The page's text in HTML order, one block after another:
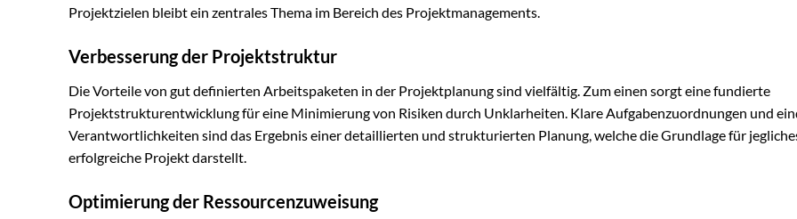
Projektzielen bleibt ein zentrales Thema im Bereich des Projektmanagements.
Verbesserung der Projektstruktur
Die Vorteile von gut definierten Arbeitspaketen in der Projektplanung sind vielfältig. Zum einen sorgt eine fundierte
Projektstrukturentwicklung für eine Minimierung von Risiken durch Unklarheiten. Klare Aufgabenzuordnungen und
Verantwortlichkeiten sind das Ergebnis einer detaillierten und strukturierten Planung, welche die Grundlage für
erfolgreiche Projekt darstellt.
Optimierung der Ressourcenzuweisung